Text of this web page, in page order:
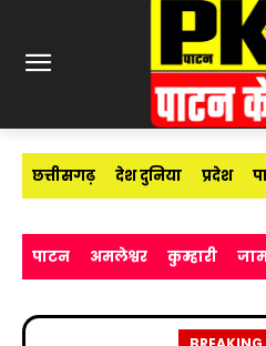
छत्तीसगढ़ देश दुनिया प्रदेश
पाटन अमलेश्वर कुम्हारी